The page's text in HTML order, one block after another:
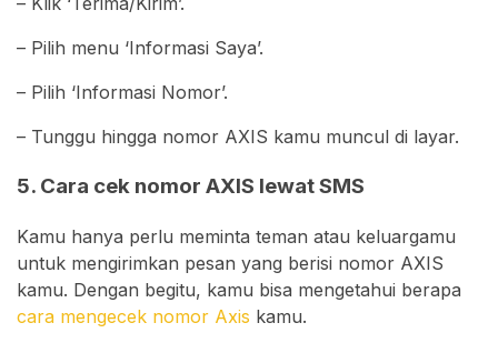
– Pilih menu ‘Informasi Saya’.
– Pilih ‘Informasi Nomor’.
– Tunggu hingga nomor AXIS kamu muncul di layar.
5. Cara cek nomor AXIS lewat SMS
Kamu hanya perlu meminta teman atau keluargamu
untuk mengirimkan pesan yang berisi nomor AXIS
kamu. Dengan begitu, kamu bisa mengetahui berapa
cara mengecek nomor Axis kamu.